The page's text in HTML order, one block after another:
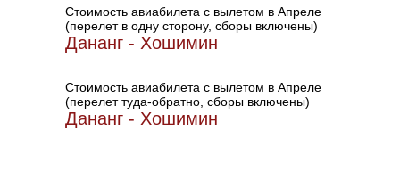
Стоимость авиабилета с вылетом в Апреле
(перелет в одну сторону, сборы включены)
Дананг - Хошимин
Стоимость авиабилета с вылетом в Апреле
(перелет туда-обратно, сборы включены)
Дананг - Хошимин